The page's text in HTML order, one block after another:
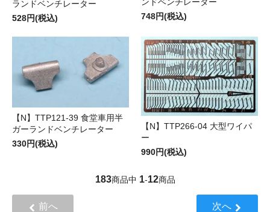
ランドベンチレーター
528円(税込)
748円(税込)
【N】TTP121-39 食堂車用半
ガーランドベンチレーター
330円(税込)
【N】TTP266-04 大型ワイパ
ー
990円(税込)
183商品中 1-12商品
前へ 次へ